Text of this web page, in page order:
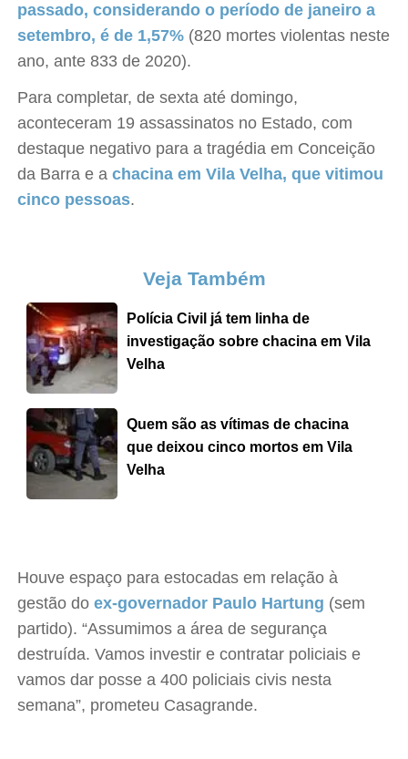
passado, considerando o período de janeiro a
setembro, é de 1,57% (820 mortes violentas neste
ano, ante 833 de 2020).
Para completar, de sexta até domingo,
aconteceram 19 assassinatos no Estado, com
destaque negativo para a tragédia em Conceição
da Barra e achacina em Vila Velha, que vitimou
cinco pessoas.
Veja Também
Polícia Civil já tem linha de
investigação sobre chacina em Vila
Velha
Quem são as vítimas de chacina
que deixou cinco mortos em Vila
Velha
Houve espaço para estocadas em relação à
gestão doex-governador Paulo Hartung (sem
partido). “Assumimos a área de segurança
destruída. Vamos investir e contratar policiais e
vamos dar posse a 400 policiais civis nesta
semana”, prometeu Casagrande.